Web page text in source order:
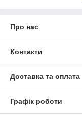
Про нас
Контакти
Доставка та оплата
Графік роботи